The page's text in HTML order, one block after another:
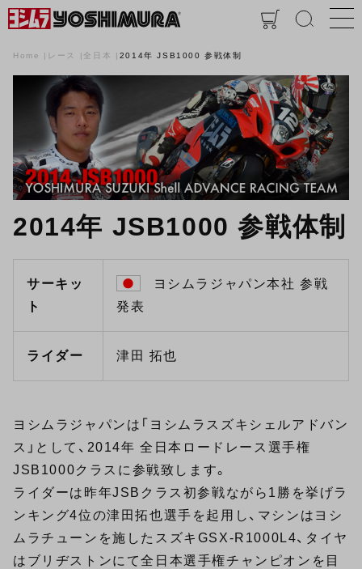
Home レース 全日本 2014年 JSB1000 参戦体制
2014年 JSB1000 参戦体制
サーキッ
ト
ヨシムラジャパン本社 参戦
発表
ライダー 津田 拓也
ヨシムラジャパンは「ヨシムラスズキシェルアドバン
ス」として、2014年 全日本ロードレース選手権
JSB1000クラスに参戦致します。
ライダーは昨年JSBクラス初参戦ながら1勝を挙げラ
ンキング4位の津田拓也選手を起用し、マシンはヨシ
ムラチューンを施したスズキGSX-R1000L4、タイヤ
はブリヂストンにて全日本選手権チャンピオンを目